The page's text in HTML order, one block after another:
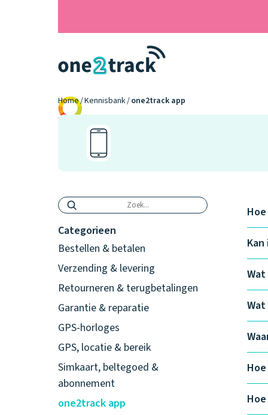
Home Kennisbank one2track app
Categorieen
Bestellen & betalen
Verzending & levering
Retourneren & terugbetalingen
Garantie & reparatie
GPS-horloges
GPS, locatie & bereik
Simkaart, beltegoed &
abonnement
one2track app